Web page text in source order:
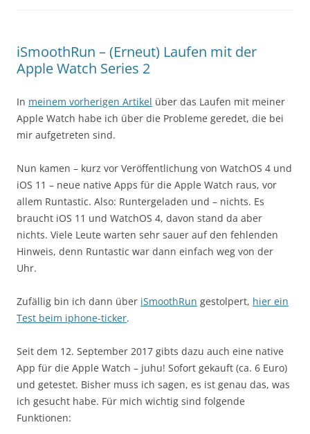
iSmoothRun – (Erneut) Laufen mit der
Apple Watch Series 2
In meinem vorherigen Artikel über das Laufen mit meiner
Apple Watch habe ich über die Probleme geredet, die bei
mir aufgetreten sind.
Nun kamen – kurz vor Veröffentlichung von WatchOS 4 und
iOS 11 – neue native Apps für die Apple Watch raus, vor
allem Runtastic. Also: Runtergeladen und – nichts. Es
braucht iOS 11 und WatchOS 4, davon stand da aber
nichts. Viele Leute warten sehr sauer auf den fehlenden
Hinweis, denn Runtastic war dann einfach weg von der
Uhr.
Zufällig bin ich dann über iSmoothRun gestolpert, hier ein
Test beim iphone-ticker.
Seit dem 12. September 2017 gibts dazu auch eine native
App für die Apple Watch – juhu! Sofort gekauft (ca. 6 Euro)
und getestet. Bisher muss ich sagen, es ist genau das, was
ich gesucht habe. Für mich wichtig sind folgende
Funktionen: